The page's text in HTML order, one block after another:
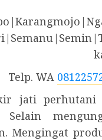
Telp. WA
jati perhutani
Selain
Mengingat